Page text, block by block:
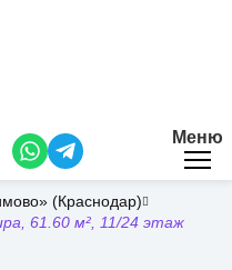
Меню
(Краснодар)
61.60 м², 11/24 этаж